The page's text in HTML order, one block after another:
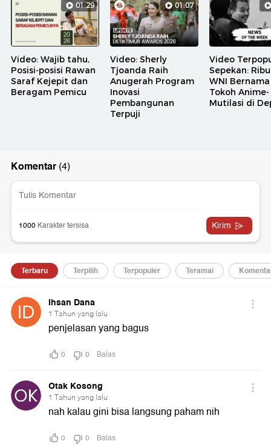
01:29
Video: Wajib tahu,
Posisi-posisi Rawan
Saraf Kejepit dan
Beragam Pemicu
01:07
Video: Sherly
Tjoanda Raih
Anugerah Program
Inovasi
Pembangunan
Terpuji
Video
Sepekan:
WNI Bernama
Tokoh Anime-
Mutilasi di